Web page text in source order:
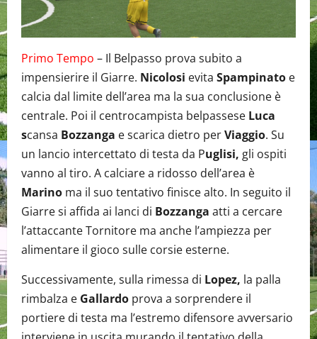
Primo Tempo – Il Belpasso prova subito a
impensierire il Giarre. Nicolosi evita Spampinato e
calcia dal limite dell’area ma la sua conclusione è
centrale. Poi il centrocampista belpassese Luca
scansa Bozzanga e scarica dietro perViaggio. Su
un lancio intercettato di testa da Puglisi, gli ospiti
vanno al tiro. A calciare a ridosso dell’area è
Marino ma il suo tentativo finisce alto. In seguito il
Giarre si affida ai lanci di Bozzanga atti a cercare
l’attaccante Tornitore ma anche l’ampiezza per
alimentare il gioco sulle corsie esterne.
Successivamente, sulla rimessa di Lopez, la palla
rimbalza e Gallardo prova a sorprendere il
portiere di testa ma l’estremo difensore avversario